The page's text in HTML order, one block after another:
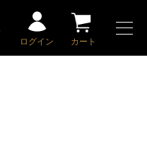
ログイン カート